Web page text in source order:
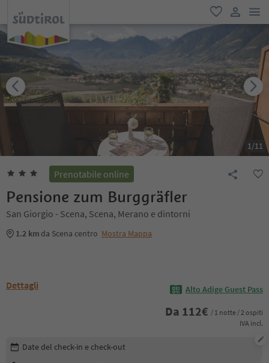
favoriti
user link
1/11
Prenotabile online
Pensione zum Burggräfler
San Giorgio - Scena, Scena, Merano e dintorni
1.2 km da Scena centro Mostra Mappa
Dettagli Alto Adige Guest Pass
Da 112€ / 1 notte / 2 ospiti
IVA incl.
Modifica i dettagli della prenotazione
Date del check-in e check-out